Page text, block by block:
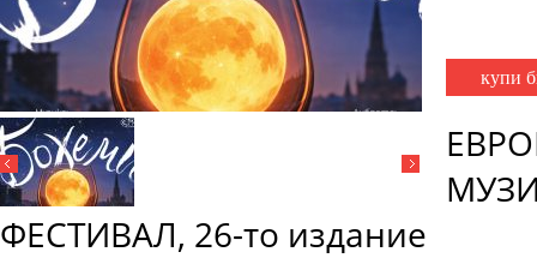
купи
ФЕСТИВАЛ, 26-то издание